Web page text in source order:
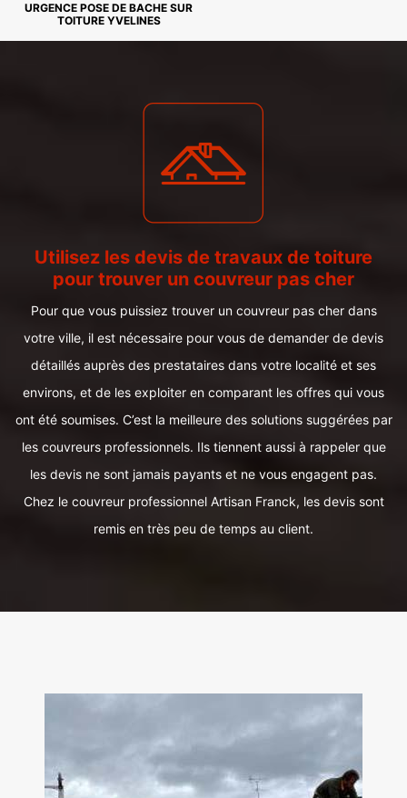
URGENCE POSE DE BACHE SUR
TOITURE YVELINES
Utilisez les devis de travaux de toiture
pour trouver un couvreur pas cher
Pour que vous puissiez trouver un couvreur pas cher dans
votre ville, il est nécessaire pour vous de demander de devis
détaillés auprès des prestataires dans votre localité et ses
environs, et de les exploiter en comparant les offres qui vous
ont été soumises. C’est la meilleure des solutions suggérées par
les couvreurs professionnels. Ils tiennent aussi à rappeler que
les devis ne sont jamais payants et ne vous engagent pas.
Chez le couvreur professionnel Artisan Franck, les devis sont
remis en très peu de temps au client.